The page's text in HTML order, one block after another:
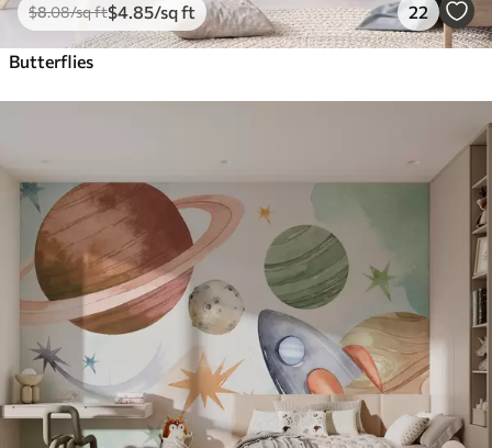
$8.08/sq ft$4 .85/sq ft 22
Butterflies